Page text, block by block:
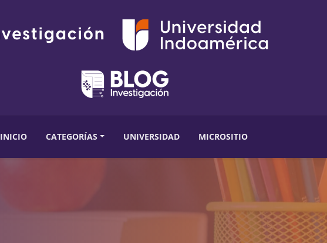
INICIO CATEGORÍAS UNIVERSIDAD MICROSITIO